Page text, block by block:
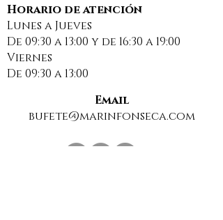
comunidad de
propietarios por
usar una web
insegura para
compartir datos
personales
Horario de atención
Lunes a Jueves
De 09:30 a 13:00 y de 16:30 a 19:00
Viernes
De 09:30 a 13:00
Email
bufete@marinfonseca.com